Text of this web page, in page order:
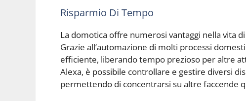
Risparmio Di Tempo
La domotica offre numerosi vantaggi nella vita
Grazie all’automazione di molti processi
efficiente, liberando tempo prezioso per altre
Alexa, è possibile controllare e gestire diversi
permettendo di concentrarsi su altre faccende